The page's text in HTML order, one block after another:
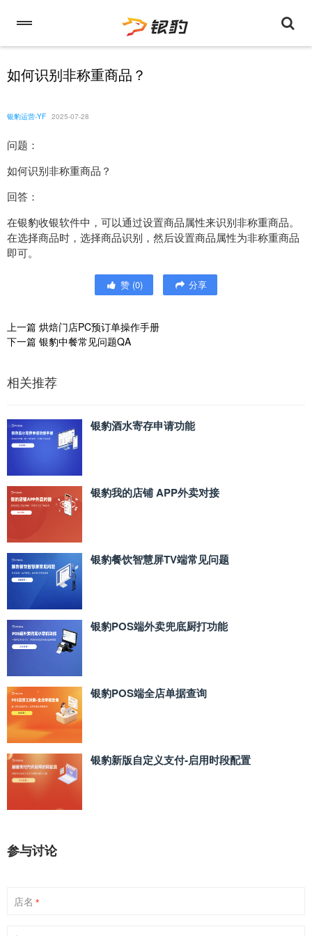
如何识别非称重商品？
银豹运营-YF 2025-07-28
问题：
如何识别非称重商品？
回答：
在银豹收银软件中，可以通过设置商品属性来识别非称重商品。
在选择商品时，选择商品识别，然后设置商品属性为非称重商品
即可。
赞 (0) 分享
上一篇 烘焙门店PC预订单操作手册
下一篇 银豹中餐常见问题QA
相关推荐
银豹酒水寄存申请功能
银豹我的店铺 APP外卖对接
银豹餐饮智慧屏TV端常见问题
银豹POS端外卖兜底厨打功能
银豹POS端全店单据查询
银豹新版自定义支付‑启用时段配置
参与讨论
店名 *